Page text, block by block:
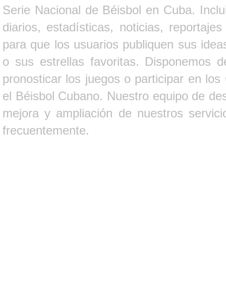
Serie Nacional de Béisbol en Cuba.
diarios, estadísticas, noticias,
para que los usuarios publiquen sus
o sus estrellas favoritas. Disponemos
pronosticar los juegos o participar en
el Béisbol Cubano. Nuestro equipo de
mejora y ampliación de nuestros
frecuentemente.